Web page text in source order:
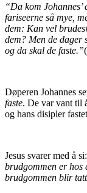
“Da kom
fariseerne så mye,
dem: Kan vel
dem? Men de dager
og da skal de faste.”
Døperen Johannes
faste. De var vant til
og hans disipler fastet
Jesus svarer med å si:
brudgommen er hos
brudgommen blir